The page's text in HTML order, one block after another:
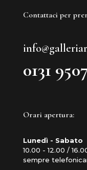
Contattaci per
0131
Orari apertura:
Lunedì - Sabato
10.00 - 12.00 /
sempre